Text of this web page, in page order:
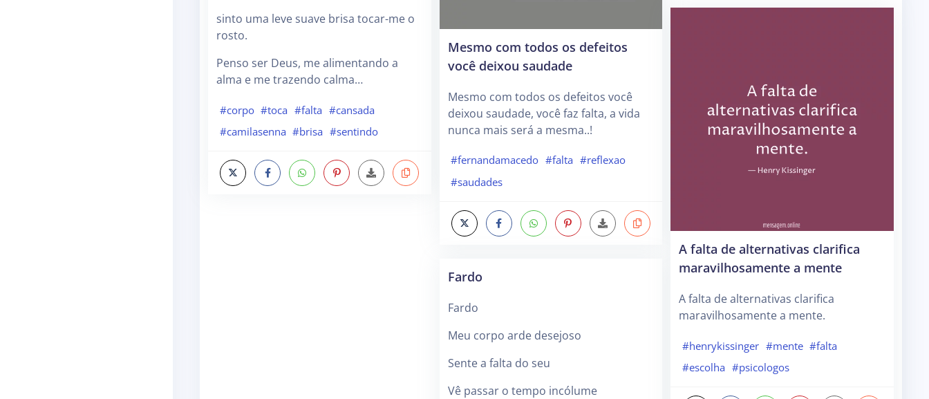
sinto uma leve suave brisa tocar-me o
rosto.
Penso ser Deus, me alimentando a
alma e me trazendo calma…
#corpo #toca #falta #cansada
#camilasenna #brisa #sentindo
Mesmo com todos os defeitos
você deixou saudade
Mesmo com todos os defeitos você
deixou saudade, você faz falta, a vida
nunca mais será a mesma..!
#fernandamacedo #falta #reflexao
#saudades
Fardo
Fardo
Meu corpo arde desejoso
Sente a falta do seu
Vê passar o tempo incólume
A falta de alternativas clarifica
maravilhosamente a mente
A falta de alternativas clarifica
maravilhosamente a mente.
#henrykissinger #mente #falta
#escolha #psicologos